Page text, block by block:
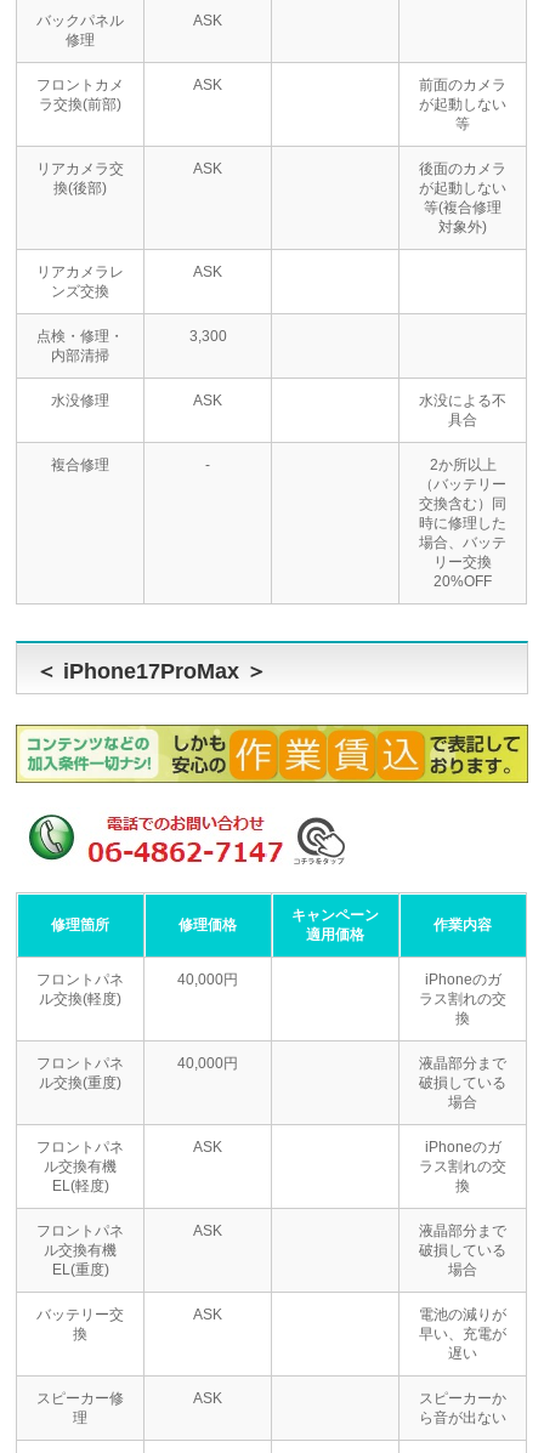
バックパネル
修理
ASK
フロントカメ
ラ交換(前部)
ASK
前面のカメラ
が起動しない
等
リアカメラ交
換(後部)
ASK
後面のカメラ
が起動しない
等(複合修理
対象外)
リアカメラレ
ンズ交換
ASK
点検・修理・
内部清掃
3,300
水没修理 ASK
水没による不
具合
複合修理 -
2か所以上
（バッテリー
交換含む）同
時に修理した
場合、バッテ
リー交換
20%OFF
＜ iPhone17ProMax ＞
修理箇所 修理価格
キャンペーン
適用価格
作業内容
フロントパネ
ル交換(軽度)
40,000円
iPhoneのガ
ラス割れの交
換
フロントパネ
ル交換(重度)
40,000円
液晶部分まで
破損している
場合
フロントパネ
ル交換有機
EL(軽度)
ASK
iPhoneのガ
ラス割れの交
換
フロントパネ
ル交換有機
EL(重度)
ASK
液晶部分まで
破損している
場合
バッテリー交
換
ASK
電池の減りが
早い、充電が
遅い
スピーカー修
理
ASK
スピーカーか
ら音が出ない